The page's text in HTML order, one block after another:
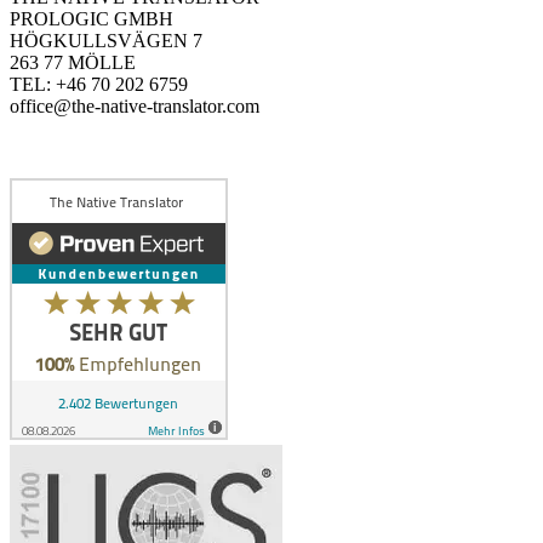
PROLOGIC GMBH
HÖGKULLSVÄGEN 7
263 77 MÖLLE
TEL: +46 70 202 6759
office@the-native-translator.com